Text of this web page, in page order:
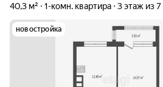
40,3 м² 1-комн. квартира 3 этаж из 7
новостройка